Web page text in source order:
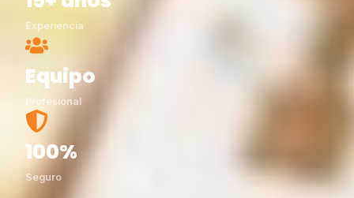
Experiencia
Equipo
Profesional
100%
Seguro